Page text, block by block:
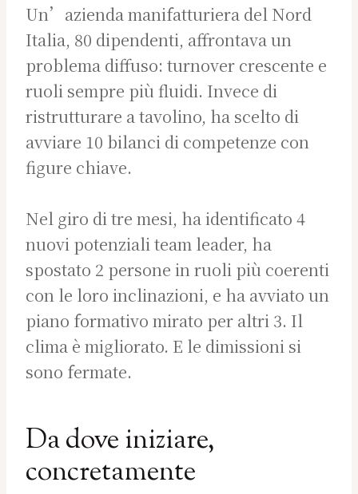
Un’azienda manifatturiera del Nord
Italia, 80 dipendenti, affrontava un
problema diffuso: turnover crescente e
ruoli sempre più fluidi. Invece di
ristrutturare a tavolino, ha scelto di
avviare 10 bilanci di competenze con
figure chiave.
Nel giro di tre mesi, ha identificato 4
nuovi potenziali team leader, ha
spostato 2 persone in ruoli più coerenti
con le loro inclinazioni, e ha avviato un
piano formativo mirato per altri 3. Il
clima è migliorato. E le dimissioni si
sono fermate.
Da dove iniziare,
concretamente